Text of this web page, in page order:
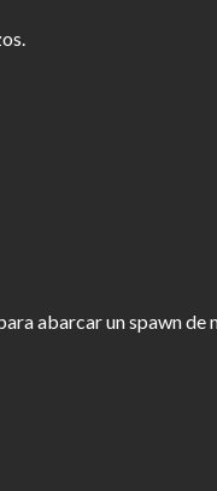
abarcar un spawn de